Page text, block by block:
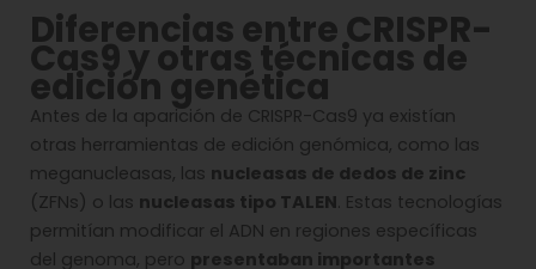
Diferencias entre CRISPR-
Cas9 y otras técnicas de
edición genética
Antes de la aparición de CRISPR-Cas9 ya existían
otras herramientas de edición genómica, como las
meganucleasas, las nucleasas de dedos de zinc
(ZFNs) o las nucleasas tipo TALEN. Estas tecnologías
permitían modificar el ADN en regiones específicas
del genoma, pero presentaban importantes